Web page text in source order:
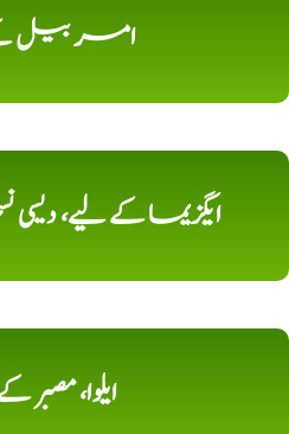
امر بیل کے
ایگزیما کے لیے،
ایلوا، مصبر